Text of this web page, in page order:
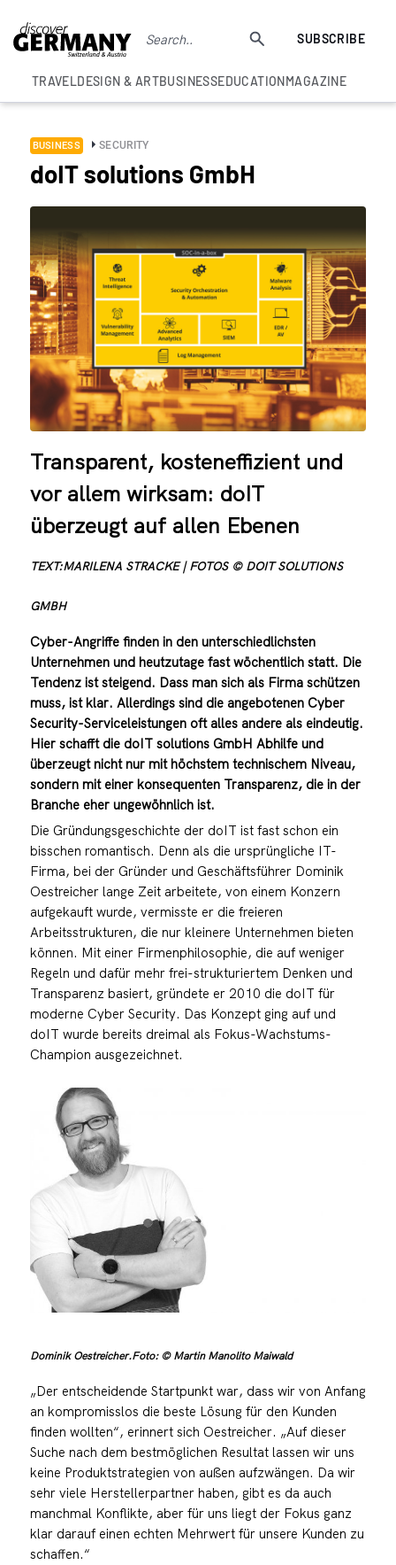
SUBSCRIBE
TRAVELDESIGN & ARTBUSINESSEDUCATIONMAGAZINE
BUSINESS SECURITY
doIT solutions GmbH
Transparent, kosteneffizient und
vor allem wirksam: doIT
überzeugt auf allen Ebenen
TEXT:MARILENA STRACKE | FOTOS © DOIT SOLUTIONS
GMBH
Cyber-Angriffe finden in den unterschiedlichsten
Unternehmen und heutzutage fast wöchentlich statt. Die
Tendenz ist steigend. Dass man sich als Firma schützen
muss, ist klar. Allerdings sind die angebotenen Cyber
Security-Serviceleistungen oft alles andere als eindeutig.
Hier schafft die doIT solutions GmbH Abhilfe und
überzeugt nicht nur mit höchstem technischem Niveau,
sondern mit einer konsequenten Transparenz, die in der
Branche eher ungewöhnlich ist.
Die Gründungsgeschichte der doIT ist fast schon ein
bisschen romantisch. Denn als die ursprüngliche IT-
Firma, bei der Gründer und Geschäftsführer Dominik
Oestreicher lange Zeit arbeitete, von einem Konzern
aufgekauft wurde, vermisste er die freieren
Arbeitsstrukturen, die nur kleinere Unternehmen bieten
können. Mit einer Firmenphilosophie, die auf weniger
Regeln und dafür mehr frei-strukturiertem Denken und
Transparenz basiert, gründete er 2010 die doIT für
moderne Cyber Security. Das Konzept ging auf und
doIT wurde bereits dreimal als Fokus-Wachstums-
Champion ausgezeichnet.
Dominik Oestreicher.Foto: © Martin Manolito Maiwald
„Der entscheidende Startpunkt war, dass wir von Anfang
an kompromisslos die beste Lösung für den Kunden
finden wollten“, erinnert sich Oestreicher. „Auf dieser
Suche nach dem bestmöglichen Resultat lassen wir uns
keine Produktstrategien von außen aufzwängen. Da wir
sehr viele Herstellerpartner haben, gibt es da auch
manchmal Konflikte, aber für uns liegt der Fokus ganz
klar darauf einen echten Mehrwert für unsere Kunden zu
schaffen.“